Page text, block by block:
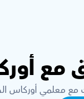
مع
مع معلمي أوركاس